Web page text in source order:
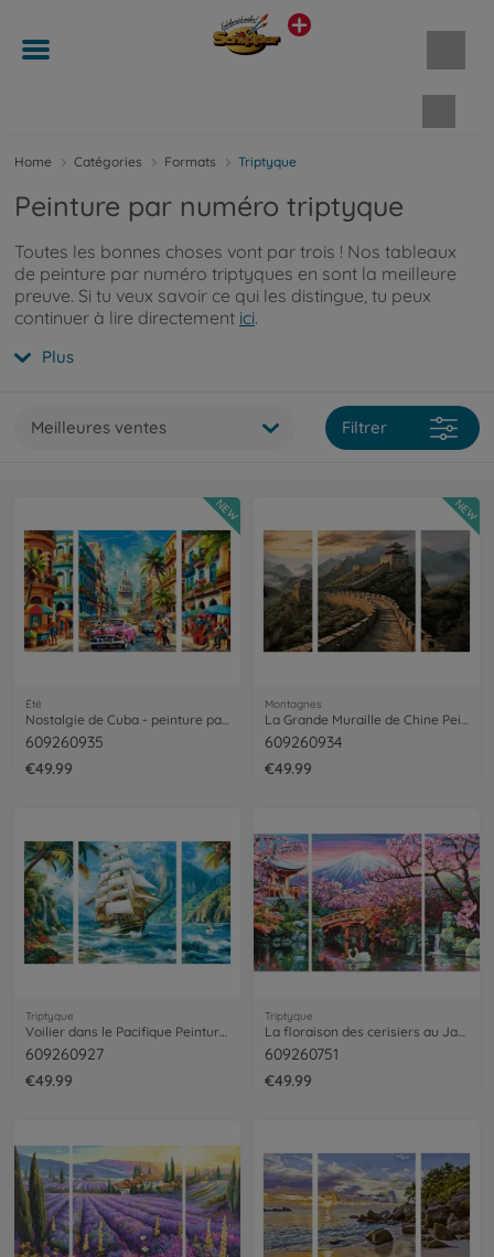
Home Catégories Formats Triptyque
Peinture par numéro triptyque
Toutes les bonnes choses vont par trois ! Nos tableaux
de peinture par numéro triptyques en sont la meilleure
preuve. Si tu veux savoir ce qui les distingue, tu peux
continuer à lire directement ici.
Plus
Meilleures ventes Filtrer
Été
Nostalgie de Cuba - peinture par numéros
609260935
€49.99
NEW
Montagnes
La Grande Muraille de Chine Peinture par numéros
609260934
€49.99
NEW
Triptyque
609260927
€49.99
Triptyque
609260751
€49.99